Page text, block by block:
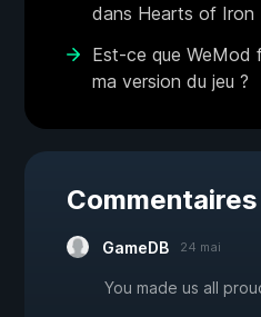
dans Hearts of Iron
Est-ce que WeMod
ma version du jeu ?
Commentaires
GameDB 24 mai
You made us all